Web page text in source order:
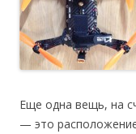
Еще одна вещь, на
— это